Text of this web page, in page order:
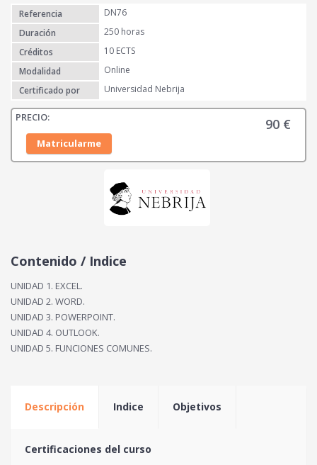
Referencia
DN76
Duración
250 horas
Créditos
10 ECTS
Modalidad
Online
Certificado por
Universidad Nebrija
90 €
Matricularme
Contenido / Indice
UNIDAD 1. EXCEL.
UNIDAD 2. WORD.
UNIDAD 3. POWERPOINT.
UNIDAD 4. OUTLOOK.
UNIDAD 5. FUNCIONES COMUNES.
Descripción Indice Objetivos
Certificaciones del curso